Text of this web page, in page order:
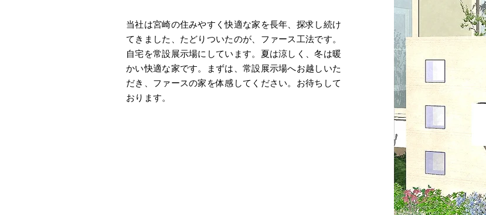
当社は宮崎の住みやすく快適な家を長年、探求し続け
てきました、たどりついたのが、ファース工法です。
自宅を常設展示場にしています。夏は涼しく、冬は暖
かい快適な家です。まずは、常設展示場へお越しいた
だき、ファースの家を体感してください。お待ちして
おります。